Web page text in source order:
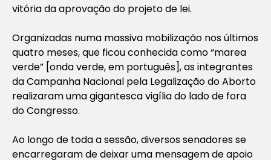
vitória da aprovação do projeto de lei.
Organizadas numa massiva mobilização nos últimos
quatro meses, que ficou conhecida como “marea
verde” [onda verde, em português], as integrantes
da Campanha Nacional pela Legalização do Aborto
realizaram uma gigantesca vigília do lado de fora
do Congresso.
Ao longo de toda a sessão, diversos senadores se
encarregaram de deixar uma mensagem de apoio